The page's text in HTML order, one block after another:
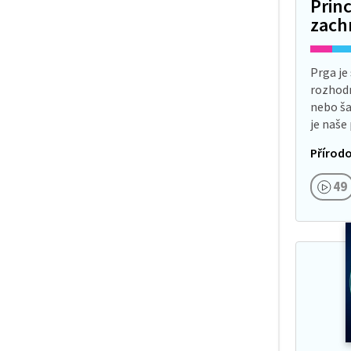
a
Prga
nebo
je
49